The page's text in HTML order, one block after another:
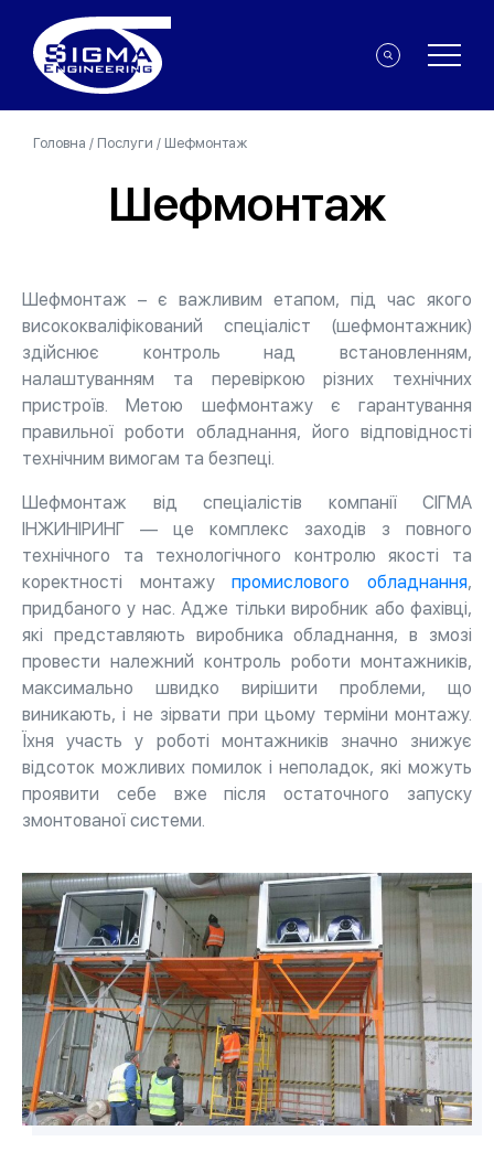
Головна / Послуги / Шефмонтаж
Шефмонтаж
Шефмонтаж – є важливим етапом, під час якого
висококваліфікований спеціаліст (шефмонтажник)
здійснює контроль над встановленням,
налаштуванням та перевіркою різних технічних
пристроїв. Метою шефмонтажу є гарантування
правильної роботи обладнання, його відповідності
технічним вимогам та безпеці.
Шефмонтаж від спеціалістів компанії СІГМА
ІНЖИНІРИНГ — це комплекс заходів з повного
технічного та технологічного контролю якості та
коректності монтажупромислового обладнання,
придбаного у нас. Адже тільки виробник або фахівці,
які представляють виробника обладнання, в змозі
провести належний контроль роботи монтажників,
максимально швидко вирішити проблеми, що
виникають, і не зірвати при цьому терміни монтажу.
Їхня участь у роботі монтажників значно знижує
відсоток можливих помилок і неполадок, які можуть
проявити себе вже після остаточного запуску
змонтованої системи.